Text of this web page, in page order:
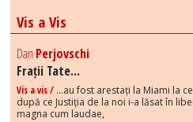
Vis a Vis
Dan Perjovschi
Frații Tate...
Vis a vis / ...au fost arestați la Miami la
după ce Justiția de la noi i-a lăsat în
magna cum laudae,